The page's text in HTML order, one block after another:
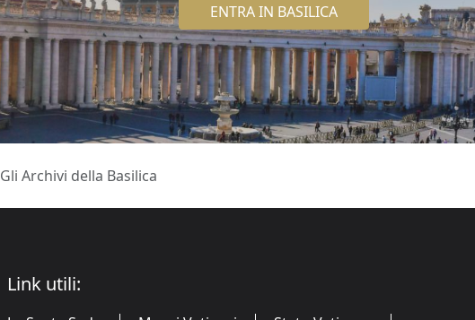
ENTRA IN BASILICA
Gli Archivi della Basilica
Link utili: